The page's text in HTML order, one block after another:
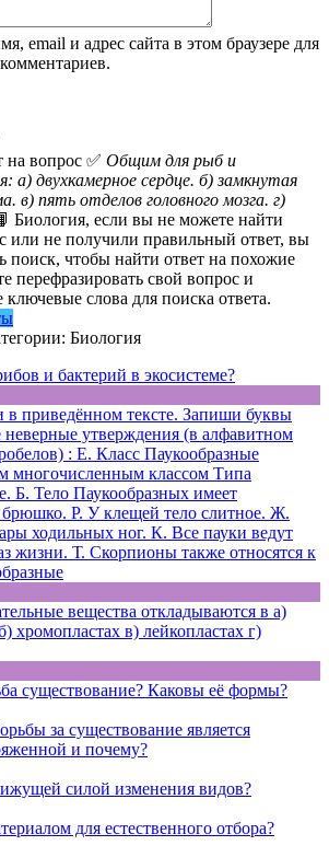
email и адрес сайта в этом браузере для
вопрос ✅ Общим для рыб и
а) двухкамерное сердце. б) замкнутая
в) пять отделов головного мозга. г)
Биология, если вы не можете найти
или не получили правильный ответ, вы
поиск, чтобы найти ответ на похожие
перефразировать свой вопрос и
ключевые слова для поиска ответа.
Биология
и бактерий в экосистеме?
приведённом тексте. Запиши буквы
утверждения (в алфавитном
: Е. Класс Паукообразные
многочисленным классом Типа
Б. Тело Паукообразных имеет
брюшко. Р. У клещей тело слитное. Ж.
ходильных ног. К. Все пауки ведут
жизни. Т. Скорпионы также относятся к
вещества откладываются в а)
хромопластах в) лейкопластах г)
существование? Каковы её формы?
за существование является
и почему?
силой изменения видов?
для естественного отбора?